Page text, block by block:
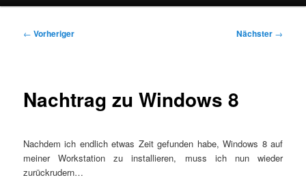
Beitragsnavigation
← Vorheriger Nächster →
Nachtrag zu Windows 8
Nach­dem ich end­lich etwas Zeit gefun­den habe, Win­dows 8 auf
mei­ner Work­sta­tion zu instal­lie­ren, muss ich nun wie­der
zurückrudern…